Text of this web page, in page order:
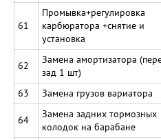
61
Промывка+регулировка
карбюратора +снятие и
установка
62
Замена амортизатора
зад 1 шт)
63 Замена грузов вариатора
64
Замена задних тормозных
колодок на барабане